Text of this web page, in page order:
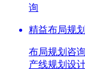
询
精益布局规划
布局规划咨询
产线规划设